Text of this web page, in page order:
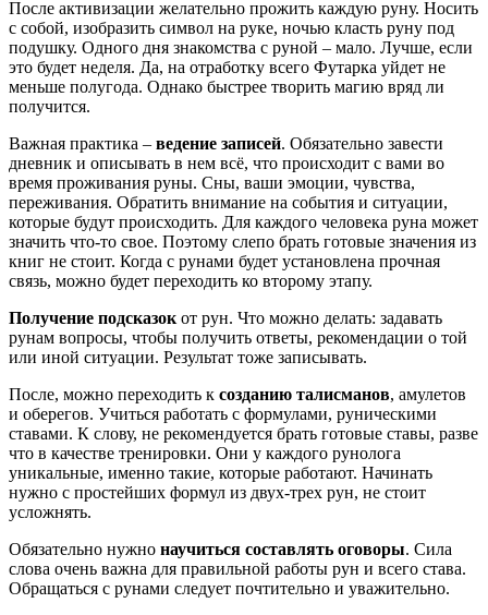
После активизации желательно прожить каждую руну. Носить
с собой, изобразить символ на руке, ночью класть руну под
подушку. Одного дня знакомства с руной – мало. Лучше, если
это будет неделя. Да, на отработку всего Футарка уйдет не
меньше полугода. Однако быстрее творить магию вряд ли
получится.
Важная практика – ведение записей. Обязательно завести
дневник и описывать в нем всё, что происходит с вами во
время проживания руны. Сны, ваши эмоции, чувства,
переживания. Обратить внимание на события и ситуации,
которые будут происходить. Для каждого человека руна может
значить что-то свое. Поэтому слепо брать готовые значения из
книг не стоит. Когда с рунами будет установлена прочная
связь, можно будет переходить ко второму этапу.
Получение подсказок от рун. Что можно делать: задавать
рунам вопросы, чтобы получить ответы, рекомендации о той
или иной ситуации. Результат тоже записывать.
После, можно переходить к созданию талисманов, амулетов
и оберегов. Учиться работать с формулами, руническими
ставами. К слову, не рекомендуется брать готовые ставы, разве
что в качестве тренировки. Они у каждого рунолога
уникальные, именно такие, которые работают. Начинать
нужно с простейших формул из двух-трех рун, не стоит
усложнять.
Обязательно нужно научиться составлять оговоры. Сила
слова очень важна для правильной работы рун и всего става.
Обращаться с рунами следует почтительно и уважительно.